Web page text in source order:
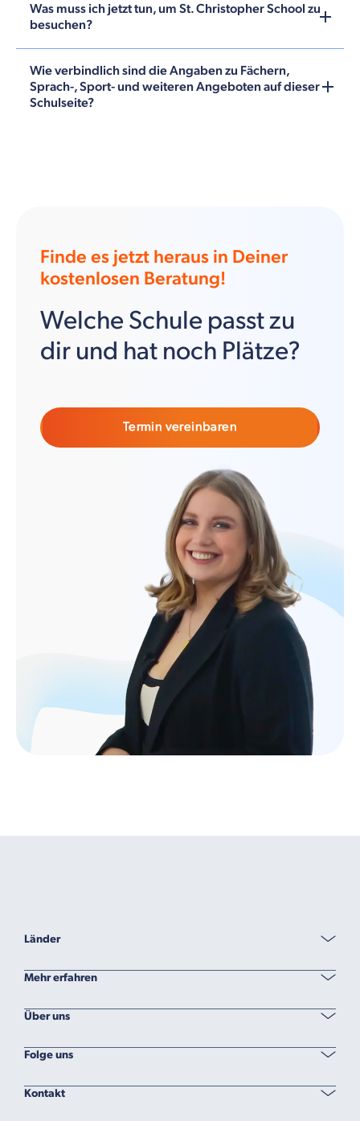
Was muss ich jetzt tun, um St. Christopher School zu
besuchen?
Wie verbindlich sind die Angaben zu Fächern,
Sprach-, Sport- und weiteren Angeboten auf dieser
Schulseite?
Finde es jetzt heraus in Deiner
kostenlosen Beratung!
Welche Schule passt zu
dir und hat noch Plätze?
Termin vereinbaren
Länder
Mehr erfahren
Über uns
Folge uns
Kontakt